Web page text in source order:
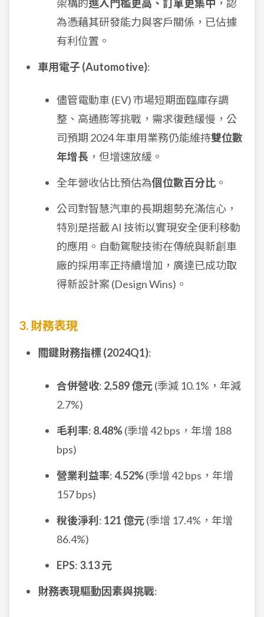
架構的進入門檻更高、訂單更集中 ，認
為憑藉其研發能力與客戶關係，已佔據
有利位置。
車用電子 (Automotive):
儘管電動車 (EV) 市場短期面臨庫存調
整、高通膨等挑戰，需求復甦緩慢，公
司預期 2024 年車用業務仍能維持雙位數
年增長 ，但增速放緩。
全年營收佔比預估為個位數百分比 。
公司對智慧汽車的長期趨勢充滿信心，
特別是搭載 AI 技術以實現安全便利移動
的應用。自動駕駛技術在傳統與新創車
廠的採用率正持續增加，廣達已成功取
得新設計案 (Design Wins)。
3. 財務表現
關鍵財務指標 (2024Q1):
合併營收: 2,589 億元(季減 10.1%，年減
2.7%)
毛利率: 8.48%(季增 42 bps，年增 188
bps)
營業利益率:4.52%(季增 42 bps，年增
157 bps)
稅後淨利 : 121 億元(季增 17.4%，年增
86.4%)
EPS: 3.13 元
財務表現驅動因素與挑戰: